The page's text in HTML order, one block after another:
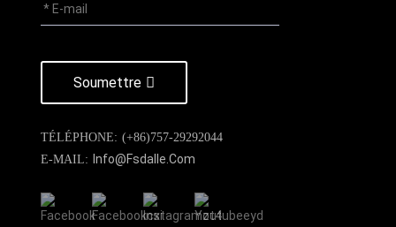
Soumettre
TÉLÉPHONE: (+86)757-29292044
E-MAIL: Info@fsdalle.com